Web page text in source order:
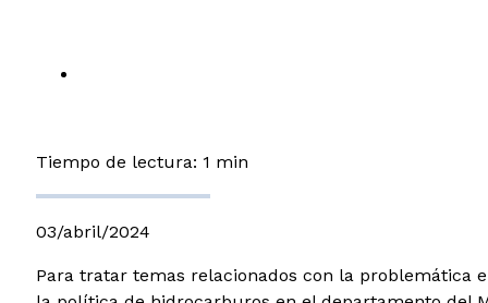
Tiempo de lectura: 1 min
03/abril/2024
Para tratar temas relacionados con la problemática